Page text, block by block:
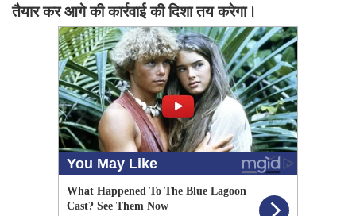
तैयार कर आगे की कार्रवाई की दिशा तय करेगा।